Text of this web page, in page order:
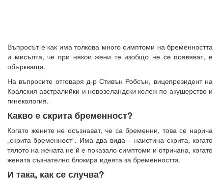
Въпросът е как има толкова много симптоми на бременността
и мисълта, че при някои жени те изобщо не се появяват, е
объркваща.
На въпросите отговаря д-р Стивън Робсън, вицепрезидент на
Кралския австралийки и новозеландски колеж по акушерство и
гинекология.
Какво е скрита бременност?
Когато жените не осъзнават, че са бременни, това се нарича
„скрита бременност“. Има два вида – наистина скрита, когато
тялото на жената не й е показало симптоми и отричана, когато
жената съзнателно блокира идеята за бременността.
И така, как се случва?